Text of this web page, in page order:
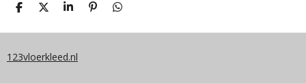
D
L
N
D
E
S
A
E
P
N
D
L
123vloerkleed.nl